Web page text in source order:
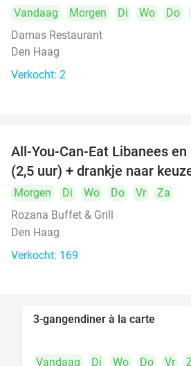
Vandaag Morgen Di Wo Do
Damas Restaurant
Den Haag
Verkocht: 2
All-You-Can-Eat Libanees
(2,5 uur) + drankje naar
Morgen Di Wo Do Vr
Za
Rozana Buffet & Grill
Den Haag
Verkocht: 169
3-gangendiner à la carte
Vandaag Di Wo Do Vr